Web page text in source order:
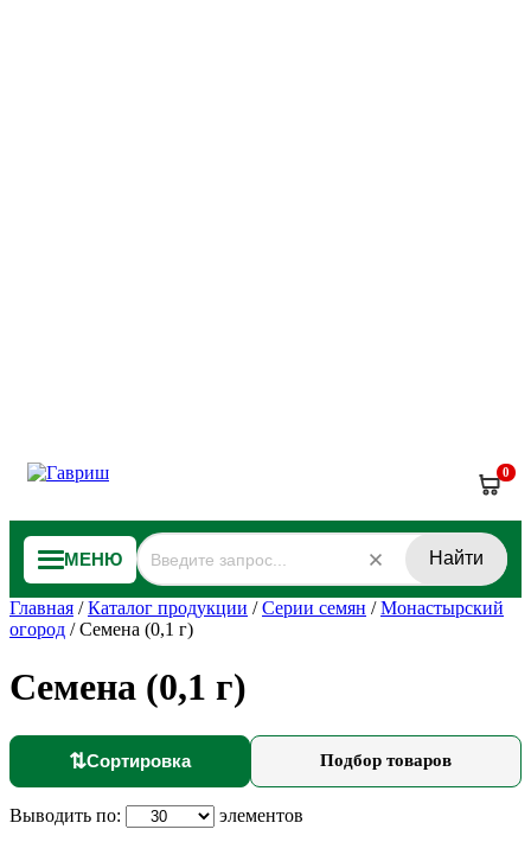
0
МЕНЮ Найти
Главная /Каталог продукции /Серии семян /Монастырский
огород /Семена (0,1 г)
Семена (0,1 г)
⇅Сортировка Подбор товаров
Выводить по: элементов